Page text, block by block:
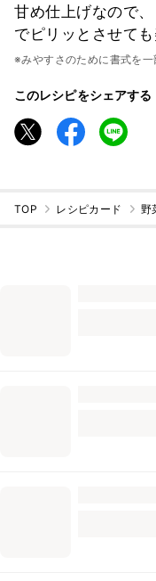
甘め仕上げなので
でピリッとさせても
※みやすさのために書式を一
このレシピをシェアする
TOP レシピカード 野